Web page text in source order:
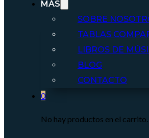
MÁS
SOBRE
TABLAS
LIBROS DE
BLOG
CONTACTO
0
No hay productos en el carrito.